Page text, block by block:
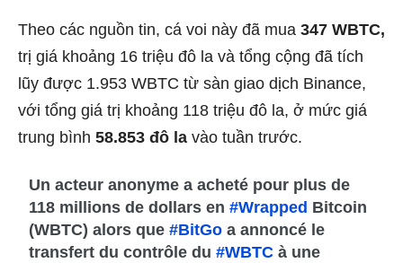
Theo các nguồn tin, cá voi này đã mua 347 WBTC,
trị giá khoảng 16 triệu đô la và tổng cộng đã tích
lũy được 1.953 WBTC từ sàn giao dịch Binance,
với tổng giá trị khoảng 118 triệu đô la, ở mức giá
trung bình 58.853 đô la vào tuần trước.
Un acteur anonyme a acheté pour plus de
118 millions de dollars en#Wrapped Bitcoin
(WBTC) alors que#BitGo a annoncé le
transfert du contrôle du#WBTC à une